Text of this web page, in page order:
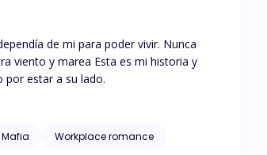
es mi historia y
estar a su lado.
Mafia
Workplace romance